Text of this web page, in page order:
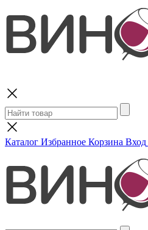
Каталог Избранное Корзина Вход